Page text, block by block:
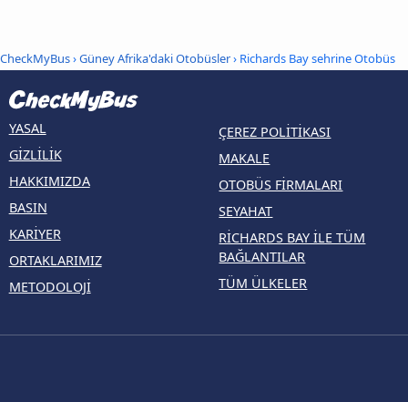
CheckMyBus›Güney Afrika'daki Otobüsler› Richards Bay sehrine Otobüs
YASAL
GIZLILIK
HAKKIMIZDA
BASIN
KARIYER
ORTAKLARIMIZ
METODOLOJI
ÇEREZ POLITIKASI
MAKALE
OTOBÜS FIRMALARI
SEYAHAT
RICHARDS BAY ILE TÜM
BAĞLANTILAR
TÜM ÜLKELER